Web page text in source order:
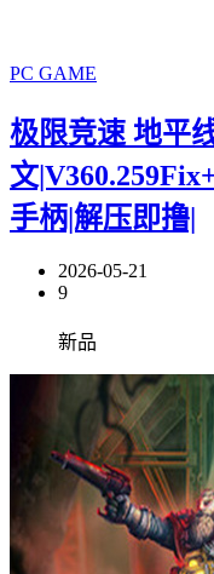
PC GAME
极限竞速 地平
文
手柄|解压即撸|
2026-05-21
9
新品